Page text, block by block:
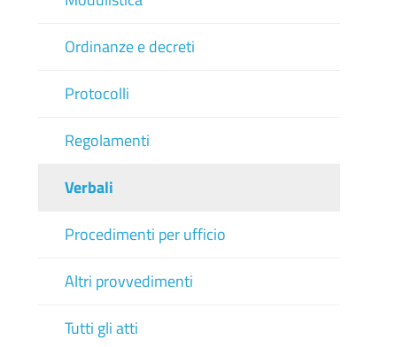
Ordinanze e decreti
Protocolli
Regolamenti
Verbali
Procedimenti per ufficio
Altri provvedimenti
Tutti gli atti